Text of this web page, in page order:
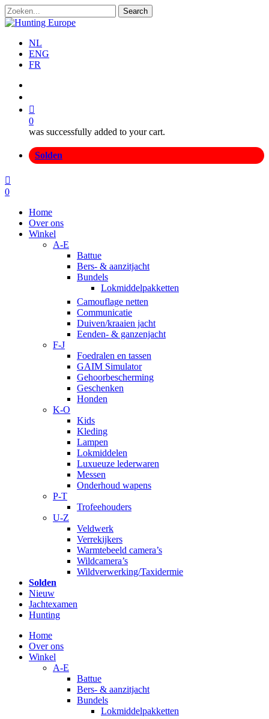
Skip
to
content
Search
Close
NL
ENG
FR
0
was successfully added to your cart.
Solden
search
account
0
Home
Over ons
Winkel
A-E
Battue
Bers- & aanzitjacht
Bundels
Lokmiddelpakketten
Camouflage netten
Communicatie
Duiven/kraaien jacht
Eenden- & ganzenjacht
F-J
Foedralen en tassen
GAIM Simulator
Gehoorbescherming
Geschenken
Honden
K-O
Kids
Kleding
Lampen
Lokmiddelen
Luxueuze lederwaren
Messen
Onderhoud wapens
P-T
Trofeehouders
U-Z
Veldwerk
Verrekijkers
Warmtebeeld camera’s
Wildcamera’s
Wildverwerking/Taxidermie
Solden
Nieuw
Jachtexamen
Hunting
Home
Over ons
Winkel
A-E
Battue
Bers- & aanzitjacht
Bundels
Lokmiddelpakketten